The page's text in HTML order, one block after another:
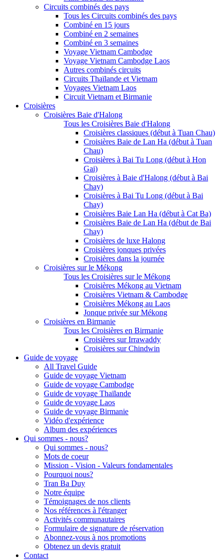
Circuits combinés des pays
Tous les Circuits combinés des pays
Combiné en 15 jours
Combiné en 2 semaines
Combiné en 3 semaines
Voyage Vietnam Cambodge
Voyage Vietnam Cambodge Laos
Autres combinés circuits
Circuits Thaïlande et Vietnam
Voyages Vietnam Laos
Circuit Vietnam et Birmanie
Croisières
Croisières Baie d'Halong
Tous les Croisières Baie d'Halong
Croisières classiques (début à Tuan Chau)
Croisières Baie de Lan Ha (début à Tuan
Chau)
Croisières à Bai Tu Long (début à Hon
Gai)
Croisières à Baie d'Halong (début à Bai
Chay)
Croisières à Bai Tu Long (début à Bai
Chay)
Croisières Baie Lan Ha (début à Cat Ba)
Croisières Baie de Lan Ha (début de Bai
Chay)
Croisières de luxe Halong
Croisières jonques privées
Croisières dans la journée
Croisières sur le Mékong
Tous les Croisières sur le Mékong
Croisières Mékong au Vietnam
Croisières Vietnam & Cambodge
Croisières Mékong au Laos
Jonque privée sur Mékong
Croisières en Birmanie
Tous les Croisières en Birmanie
Croisières sur Irrawaddy
Croisières sur Chindwin
Guide de voyage
All Travel Guide
Guide de voyage Vietnam
Guide de voyage Cambodge
Guide de voyage Thaïlande
Guide de voyage Laos
Guide de voyage Birmanie
Vidéo d'expérience
Album des expériences
Qui sommes - nous?
Qui sommes - nous?
Mots de coeur
Mission - Vision - Valeurs fondamentales
Pourquoi nous?
Tran Ba Duy
Notre équipe
Témoignages de nos clients
Nos références à l'étranger
Activités communautaires
Formulaire de signature de réservation
Abonnez-vous à nos promotions
Obtenez un devis gratuit
Contact